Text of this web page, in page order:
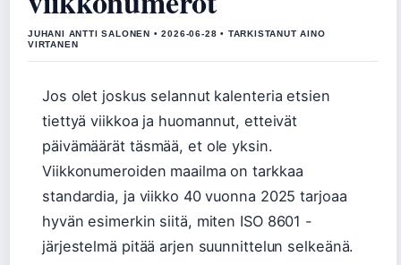
JUHANI ANTTI SALONEN • 2026-06-28 • TARKISTANUT AINO
VIRTANEN
Jos olet joskus selannut kalenteria etsien
tiettyä viikkoa ja huomannut, etteivät
päivämäärät täsmää, et ole yksin.
Viikkonumeroiden maailma on tarkkaa
standardia, ja viikko 40 vuonna 2025 tarjoaa
hyvän esimerkin siitä, miten ISO 8601 -
järjestelmä pitää arjen suunnittelun selkeänä.